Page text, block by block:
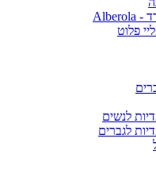
לנשים
לגברים